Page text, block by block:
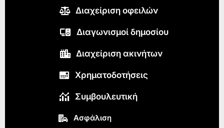
Διαχείριση οφειλών
Διαγωνισμοί δημοσίου
Διαχείριση ακινήτων
Χρηματοδοτήσεις
Συμβουλευτική
Ασφάλιση